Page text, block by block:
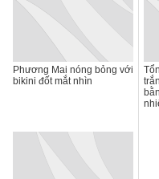
Phương Mai nóng bỏng với
bikini đốt mắt nhìn